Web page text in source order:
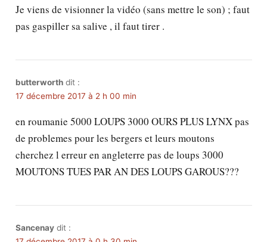
Je viens de visionner la vidéo (sans mettre le son) ; faut
pas gaspiller sa salive , il faut tirer .
butterworth dit :
17 décembre 2017 à 2 h 00 min
en roumanie 5000 LOUPS 3000 OURS PLUS LYNX pas
de problemes pour les bergers et leurs moutons
cherchez l erreur en angleterre pas de loups 3000
MOUTONS TUES PAR AN DES LOUPS GAROUS???
Sancenay dit :